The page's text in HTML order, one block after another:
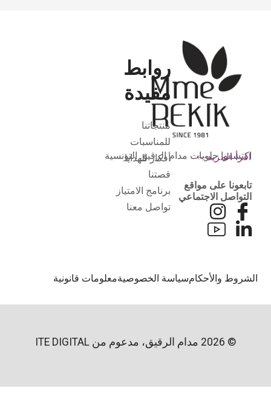
اكتشفوا حلويات مدام الرقيق التونسية
اقرأ المزيد
تابعونا على مواقع
التواصل الاجتماعي
روابط
مفيدة
منتجاتنا
للمناسبات
أفكار للهدايا
قصتنا
برنامج الامتياز
تواصل معنا
والأحكامسياسة الخصوصيةمعلومات قانونية
ITE DIGITAL